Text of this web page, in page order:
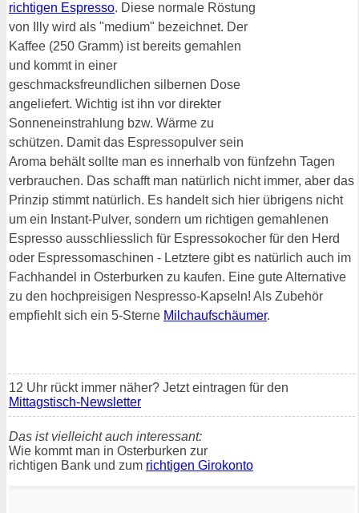
richtigen Espresso. Diese normale Röstung
von Illy wird als "medium" bezeichnet. Der
Kaffee (250 Gramm) ist bereits gemahlen
und kommt in einer
geschmacksfreundlichen silbernen Dose
angeliefert. Wichtig ist ihn vor direkter
Sonneneinstrahlung bzw. Wärme zu
schützen. Damit das Espressopulver sein
Aroma behält sollte man es innerhalb von fünfzehn Tagen
verbrauchen. Das schafft man natürlich nicht immer, aber das
Prinzip stimmt natürlich. Es handelt sich hier übrigens nicht
um ein Instant-Pulver, sondern um richtigen gemahlenen
Espresso ausschliesslich für Espressokocher für den Herd
oder Espressomaschinen - Letztere gibt es natürlich auch im
Fachhandel in Osterburken zu kaufen. Eine gute Alternative
zu den hochpreisigen Nespresso-Kapseln! Als Zubehör
empfiehlt sich ein 5-Sterne Milchaufschäumer.
12 Uhr rückt immer näher? Jetzt eintragen für den
Mittagstisch-Newsletter
Das ist vielleicht auch interessant:
Wie kommt man in Osterburken zur
richtigen Bank und zum richtigen Girokonto